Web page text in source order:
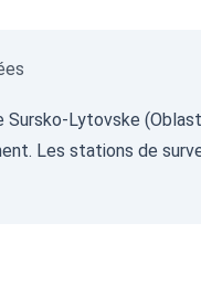
Sursko-Lytovske
Les stations de